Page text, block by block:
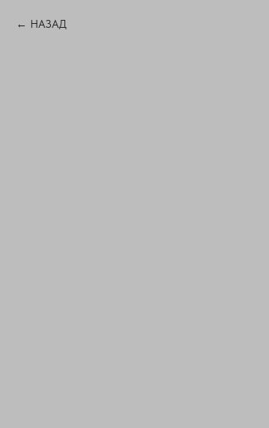
НАЗАД